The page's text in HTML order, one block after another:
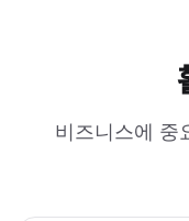
비즈니스에 중